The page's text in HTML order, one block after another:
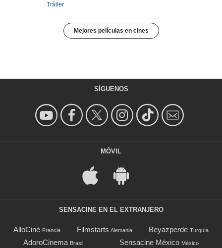
Tráiler
Mejores películas en cines
SÍGUENOS
MÓVIL
SENSACINE EN EL EXTRANJERO
AlloCiné Francia Filmstarts Alemania Beyazperde Turquía
AdoroCinema Brasil Sensacine México México